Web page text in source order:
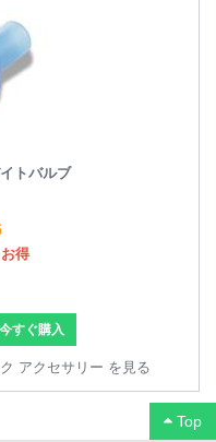
トバルブ
得
すぐ購入
アクセサリー を見る
Top